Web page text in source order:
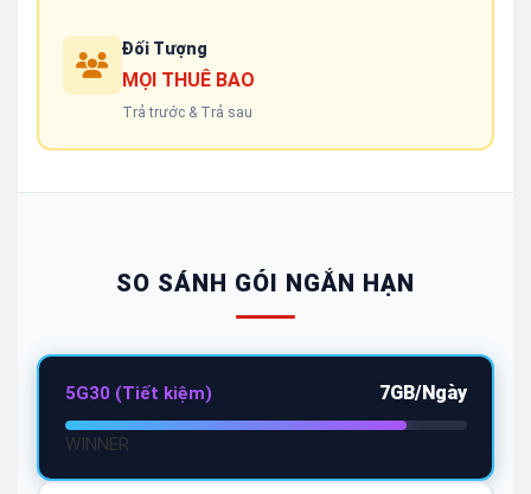
Đối Tượng
MỌI THUÊ BAO
Trả trước & Trả sau
SO SÁNH GÓI NGẮN HẠN
5G30 (Tiết kiệm) 7GB/Ngày
WINNER